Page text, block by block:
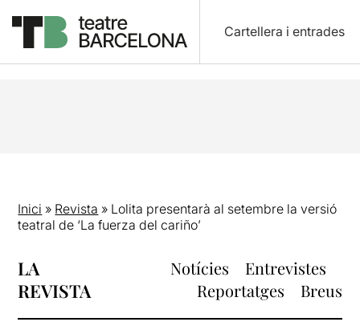
Cartellera i entrades
Inici » Revista » Lolita presentarà al setembre la versió
teatral de ‘La fuerza del cariño’
LA
REVISTA
Notícies
Entrevistes
Reportatges
Breus